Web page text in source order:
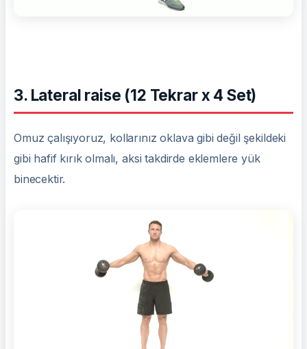
3. Lateral raise (12 Tekrar x 4 Set)
Omuz çalışıyoruz, kollarınız oklava gibi değil şekildeki
gibi hafif kırık olmalı, aksi takdirde eklemlere yük
binecektir.